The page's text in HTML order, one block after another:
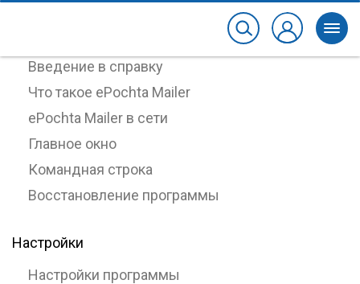
Введение в справку
Что такое ePochta Mailer
ePochta Mailer в сети
Главное окно
Командная строка
Восстановление программы
Настройки
Настройки программы